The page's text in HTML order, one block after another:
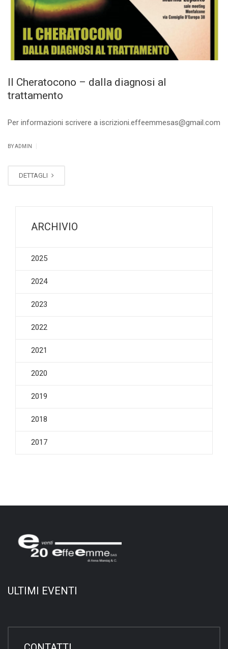
Il Cheratocono – dalla diagnosi al
trattamento
Per informazioni scrivere a iscrizioni.effeemmesas@gmail.com
BY ADMIN
DETTAGLI
ARCHIVIO
2025
2024
2023
2022
2021
2020
2019
2018
2017
ULTIMI EVENTI